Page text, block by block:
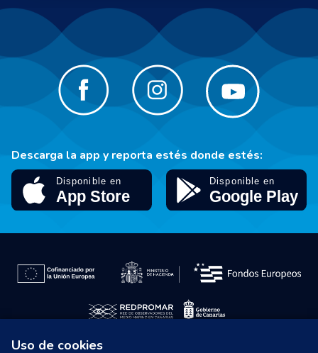
Descarga la app y reporta estés donde estés:
Uso de cookies